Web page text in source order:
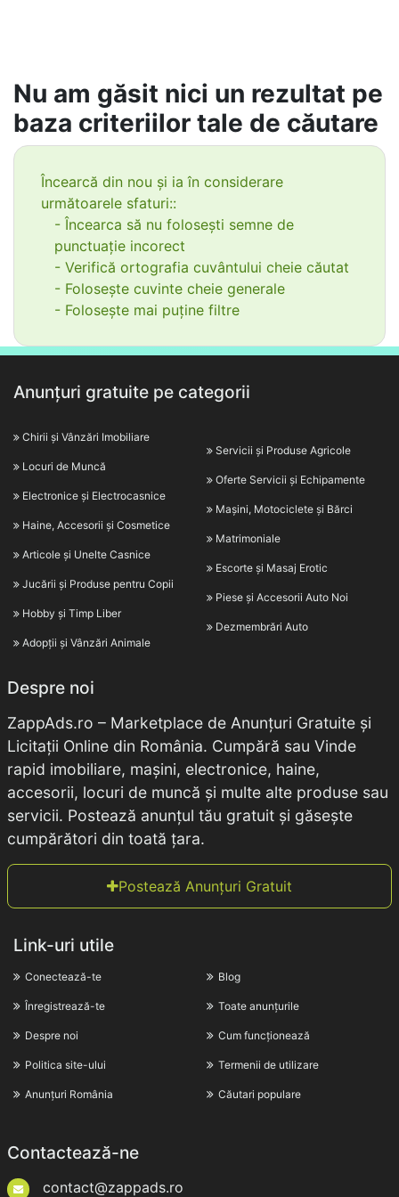
Nu am găsit nici un rezultat pe
baza criteriilor tale de căutare
Încearcă din nou și ia în considerare
următoarele sfaturi::
- Încearca să nu folosești semne de
punctuație incorect
- Verifică ortografia cuvântului cheie căutat
- Folosește cuvinte cheie generale
- Folosește mai puține filtre
Anunțuri gratuite pe categorii
Chirii și Vânzări Imobiliare
Locuri de Muncă
Electronice și Electrocasnice
Haine, Accesorii și Cosmetice
Articole și Unelte Casnice
Jucării și Produse pentru Copii
Hobby și Timp Liber
Adopții și Vânzări Animale
Servicii și Produse Agricole
Oferte Servicii și Echipamente
Mașini, Motociclete și Bărci
Matrimoniale
Escorte și Masaj Erotic
Piese și Accesorii Auto Noi
Dezmembrări Auto
Despre noi
ZappAds.ro – Marketplace de Anunțuri Gratuite și
Licitații Online din România. Cumpără sau Vinde
rapid imobiliare, mașini, electronice, haine,
accesorii, locuri de muncă și multe alte produse sau
servicii. Postează anunțul tău gratuit și găsește
cumpărători din toată țara.
Postează Anunțuri Gratuit
Link-uri utile
Conectează-te
Înregistrează-te
Despre noi
Politica site-ului
Anunțuri România
Blog
Toate anunțurile
Cum funcționează
Termenii de utilizare
Căutari populare
Contactează-ne
contact@zappads.ro